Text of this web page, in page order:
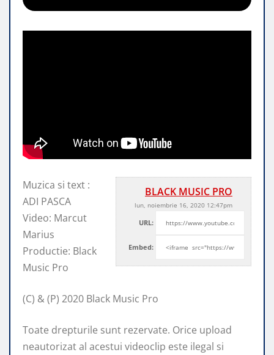
BLACK MUSIC PRO
lun, noiembrie 16, 2020 12:47pm
URL:
Embed:
Muzica si text :
ADI PASCA
Video: Marcut
Marius
Productie: Black
Music Pro
(C) & (P) 2020 Black Music Pro
Toate drepturile sunt rezervate. Orice upload
neautorizat al acestui videoclip este ilegal si